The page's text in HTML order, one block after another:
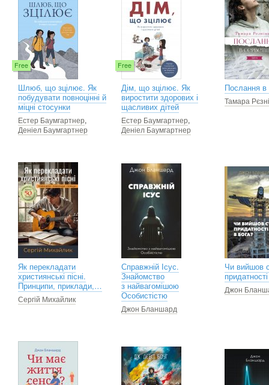
Free
Шлюб, що зцілює. Як
побудувати повноцінні й
міцні стосунки
Естер Баумгартнер,
Деніел Баумгартнер
Free
Дім, що зцілює. Як
виростити здорових і
щасливих дітей
Естер Баумгартнер,
Деніел Баумгартнер
Послання в
Тамара
Як перекладати
християнські пісні.
Принципи, приклади,…
Сергій Михайлик
Справжній Ісус.
Знайомство
з найвагомішою
Особистістю
Джон Бланшард
Чи вийшов
Джон